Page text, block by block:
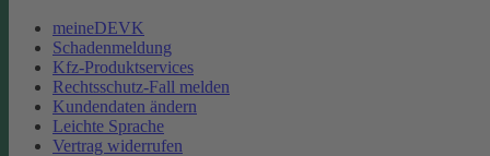
meineDEVK
Schadenmeldung
Kfz-Produktservices
Rechtsschutz-Fall melden
Kundendaten ändern
Leichte Sprache
Vertrag widerrufen